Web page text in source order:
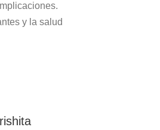
y la salud